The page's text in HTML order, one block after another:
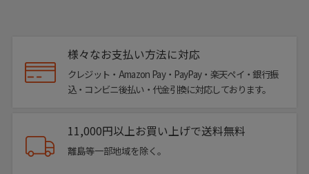
様々なお支払い方法に対応
クレジット・Amazon Pay・PayPay・楽天ペイ・銀行振
込・コンビニ後払い・代金引換に対応しております。
11,000円以上お買い上げで送料無料
離島等一部地域を除く。